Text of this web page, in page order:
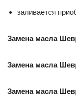
заливается
Замена масла
Замена масла
Замена масла